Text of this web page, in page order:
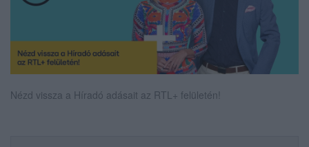
Nézd vissza a Híradó adásait az RTL+ felületén!